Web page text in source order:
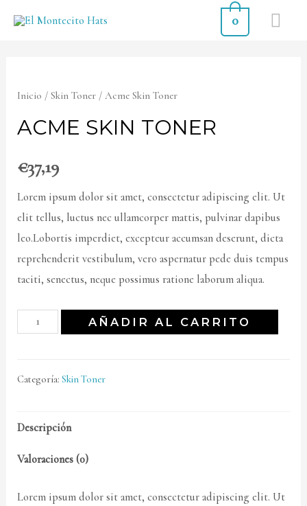
0
Inicio /Skin Toner / Acme Skin Toner
ACME SKIN TONER
€37,19
Lorem ipsum dolor sit amet, consectetur adipiscing elit. Ut
elit tellus, luctus nec ullamcorper mattis, pulvinar dapibus
leo.Lobortis imperdiet, excepteur accumsan deserunt, dicta
reprehenderit vestibulum, vero aspernatur pede duis tempus
taciti, senectus, neque possimus ratione laborum aliqua.
AÑADIR AL CARRITO
Categoría:Skin Toner
Descripción
Valoraciones (0)
Lorem ipsum dolor sit amet, consectetur adipiscing elit. Ut